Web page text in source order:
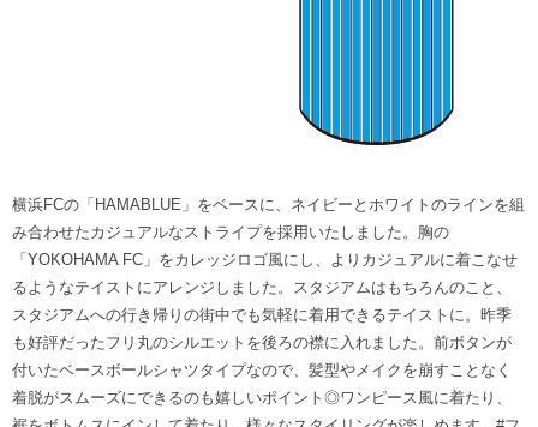
横浜FCの「HAMABLUE」をベースに、ネイビーとホワイトのラインを組
み合わせたカジュアルなストライプを採用いたしました。胸の
「YOKOHAMA FC」をカレッジロゴ風にし、よりカジュアルに着こなせ
るようなテイストにアレンジしました。スタジアムはもちろんのこと、
スタジアムへの行き帰りの街中でも気軽に着用できるテイストに。昨季
も好評だったフリ丸のシルエットを後ろの襟に入れました。前ボタンが
付いたベースボールシャツタイプなので、髪型やメイクを崩すことなく
着脱がスムーズにできるのも嬉しいポイント◎ワンピース風に着たり、